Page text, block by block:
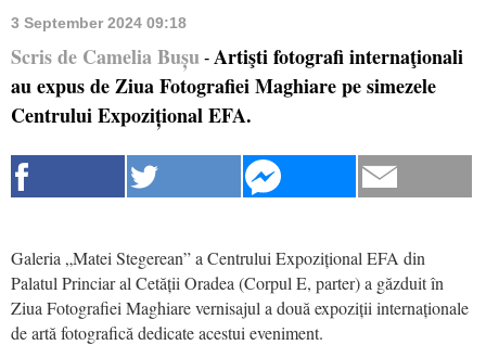
3 September 2024 09:18
Scris de Camelia Bușu - Artişti fotografi internaţionali
au expus de Ziua Fotografiei Maghiare pe simezele
Centrului Expozițional EFA.
Galeria „Matei Stegerean” a Centrului Expozițional EFA din
Palatul Princiar al Cetății Oradea (Corpul E, parter) a găzduit în
Ziua Fotografiei Maghiare vernisajul a două expoziții internaționale
de artă fotografică dedicate acestui eveniment.